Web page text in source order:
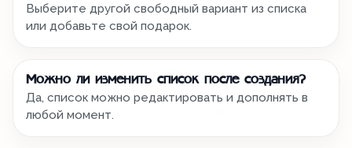
Выберите другой свободный вариант из списка
или добавьте свой подарок.
Можно ли изменить список после создания?
Да, список можно редактировать и дополнять в
любой момент.